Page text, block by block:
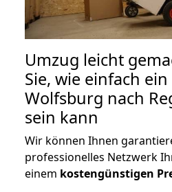
Umzug leicht
Sie, wie einfach
Wolfsburg nach
sein kann
Wir können Ihnen
professionelles Netzwerk
einem kostengünstigen